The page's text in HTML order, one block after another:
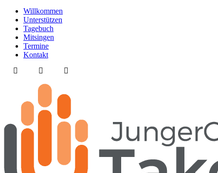
Willkommen
Unterstützen
Tagebuch
Mitsingen
Termine
Kontakt